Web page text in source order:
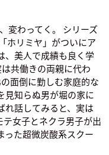
変わってく。 シリーズ
ホリミヤ」がついにア
、美人で成績も良く学
共働きの両親に代わ
面倒に勤しむ家庭的な
見知らぬ男が堀の家に
れ話してみると、実は
女子とネクラ男子が出
った超微炭酸系スクー